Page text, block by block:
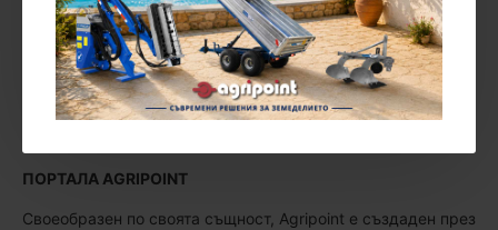
селскостопански товарач
товарач Graecus
AGRIPOINT
ПОРТАЛА AGRIPOINT
Своеобразен по своята същност, Agripoint е създаден през